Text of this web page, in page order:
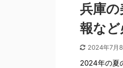
兵庫
報な
2024年7月
2024年の夏